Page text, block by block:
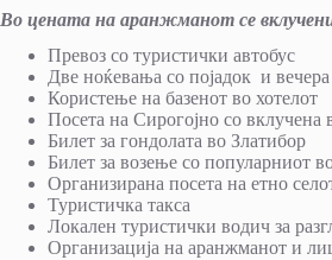
Во цената на аранжманот се
Превоз со туристички автобус
Две ноќевања со појадок и
Користење на базенот во хотелот
Посета на Сирогојно со вклучена
Билет за гондолата во Златибор
Билет за возење со популарниот
Организирана посета на етно
Туристичка такса
Локален туристички водич за
Организација на аранжманот и